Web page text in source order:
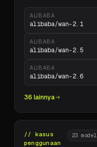
ALIBABA
alibaba/wan-2.1
ALIBABA
alibaba/wan-2.5
ALIBABA
alibaba/wan-2.6
36 lainnya
// kasus
penggunaan
23 model